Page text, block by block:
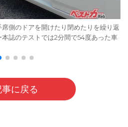
側のドアを開けたり閉めたりを繰り返
誌のテストでは2分間で54度あった車
に戻る